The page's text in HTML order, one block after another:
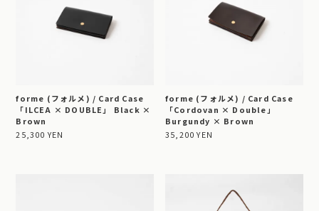
forme (フォルメ) / Card Case
「ILCEA × DOUBLE」 Black ×
Brown
25,300 YEN
forme (フォルメ) / Card Case
「Cordovan × Double」
Burgundy × Brown
35,200 YEN